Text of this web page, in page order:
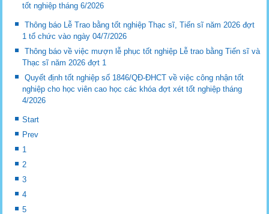
tốt nghiệp tháng 6/2026
Thông báo Lễ Trao bằng tốt nghiệp Thạc sĩ, Tiến sĩ năm 2026 đợt
1 tổ chức vào ngày 04/7/2026
Thông báo về việc mượn lễ phục tốt nghiệp Lễ trao bằng Tiến sĩ và
Thạc sĩ năm 2026 đợt 1
Quyết định tốt nghiệp số 1846/QĐ-ĐHCT về việc công nhận tốt
nghiệp cho học viên cao học các khóa đợt xét tốt nghiệp tháng
4/2026
Start
Prev
1
2
3
4
5